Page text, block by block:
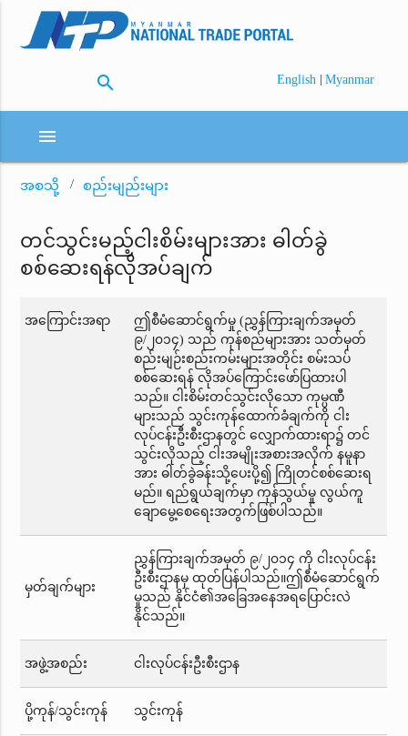
search English | Myanmar
menu
အစသို့ စည်းမျည်းများ
တင်သွင်းမည့်ငါးစိမ်းများအား ဓါတ်ခွဲ
စစ်ဆေးရန်လိုအပ်ချက်
အကြောင်းအရာ
ဤစီမံဆောင်ရွက်မှု (ညွှန်ကြားချက်အမှတ်
၉/၂၀၁၄) သည် ကုန်စည်များအား သတ်မှတ်
စည်းမျဉ်းစည်းကမ်းများအတိုင်း စမ်းသပ်
စစ်ဆေးရန် လိုအပ်ကြောင်းဖော်ပြထားပါ
သည်။ ငါးစိမ်းတင်သွင်းလိုသော ကုမ္ပဏီ
များသည် သွင်းကုန်ထောက်ခံချက်ကို ငါး
လုပ်ငန်းဦးစီးဌာနတွင် လျှောက်ထားရာ၌ တင်
သွင်းလိုသည့် ငါးအမျိုးအစားအလိုက် နမူနာ
အား ဓါတ်ခွဲခန်းသို့ပေးပို့၍ ကြိုတင်စစ်ဆေးရ
မည်။ ရည်ရွယ်ချက်မှာ ကုန်သွယ်မှု လွယ်ကူ
ချောမွေ့စေရေးအတွက်ဖြစ်ပါသည်။
မှတ်ချက်များ
ညွှန်ကြားချက်အမှတ် ၉/၂၀၁၄ ကို ငါးလုပ်ငန်း
ဦးစီးဌာနမှ ထုတ်ပြန်ပါသည်။ဤစီမံဆောင်ရွက်
မှုသည် နိုင်ငံ၏အခြေအနေအရပြောင်းလဲ
နိုင်သည်။
အဖွဲ့အစည်း ငါးလုပ်ငန်းဦးစီးဌာန
ပို့ကုန်/သွင်းကုန် သွင်းကုန်